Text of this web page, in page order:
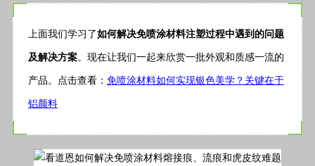
上面我们学习了如何解决免喷涂材料注塑过程中遇到的问题
及解决方案。现在让我们一起来欣赏一批外观和质感一流的
产品。点击查看： 免喷涂材料如何实现银色美学？关键在于
铝颜料